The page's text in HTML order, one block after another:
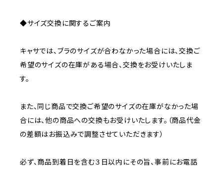
◆サイズ交換に関するご案内
キャサでは、ブラのサイズが合わなかった場合には、交換ご
希望のサイズの在庫がある場合、交換をお受けいたしま
す。
また、同じ商品で交換ご希望のサイズの在庫がなかった場
合には、他の商品への交換もお受けいたします。（商品代金
の差額はお振込みで調整させていただきます）
必ず、商品到着日を含む３日以内にその旨、事前にお電話